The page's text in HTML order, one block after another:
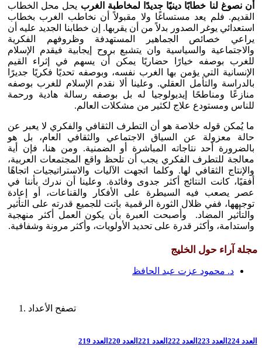
أن نصوغ لنا خطابًا دينيًا جديدًا لمخاطبة الغرب يحل محل الخطاب
القديم. فلم يعد مستساغًا ولا مقبولاً أن نخاطب الغرب بخطاب
استعدائي يوغر الصدور بدلاً من أن يقربها. إن خطابنا الجديد عليه أن
يراعي خصائص الجماهير المستهدفة وظروفهم الفكرية
والاجتماعية والسياسية وان يتشبع بروح إيجابية فيقدم الإسلام
للغرب بوصفه خيارًا حضاريًا يمكن أن يسهم في إثراء القيم
الإنسانية التي يؤمن بها الغرب نفسه، وبوصفه تحديًا فكريًا جديرًا
بالدراسة والتأمل العقلي. وعلينا ألا نقدم الإسلام للغرب بوصفه
منازعًا ومناطحًا إيديولوجيا له بل بوصفه رسالة هادية ورحمة
للناس ومستودع علاج لكثير من مشكلات العالم.
ما يُمكن قوله خلاصة هو أن التطرف الثقافي والفكري لا يعبر عن
حالة معزولة عن السياق الاجتماعي والثقافي العام، بل هو
بالضرورة أحد نتاجاته المباشرة أو الضمنية. ومن هنا، فإن أية
معالجة للتطرف الفكري يجب أن تلحظ واقع المجتمعات العربية،
والإنتاج الثقافي لها. وكلما اتجهت الآليات والاستراتيجيات اتجاهًا
أفقيًا، كانت النتائج أكثر جدوى وفائدة. وعلينا أن ندرك بأننا في
عصر يصعب فيه السيطرة على الأفكار والقناعات، أو إعادة
توجيهها، ففي ظلال الثورة الرقمية باتت للجميع قدرته على التأثير
والتأثير المضاد. وأصبحت العبرة بأن يكون العمل أكثر منهجية
واستدامة، وأكثر قدرة على تحديد الأولويات، وأكثر مرونة وشفافية.
مجلة آراء حول الخليج
د. محمود عزت عبد الحافظ
تصفح الأعداد
العدد 224 العدد 223 العدد 222 العدد 221 العدد 220 العدد 219